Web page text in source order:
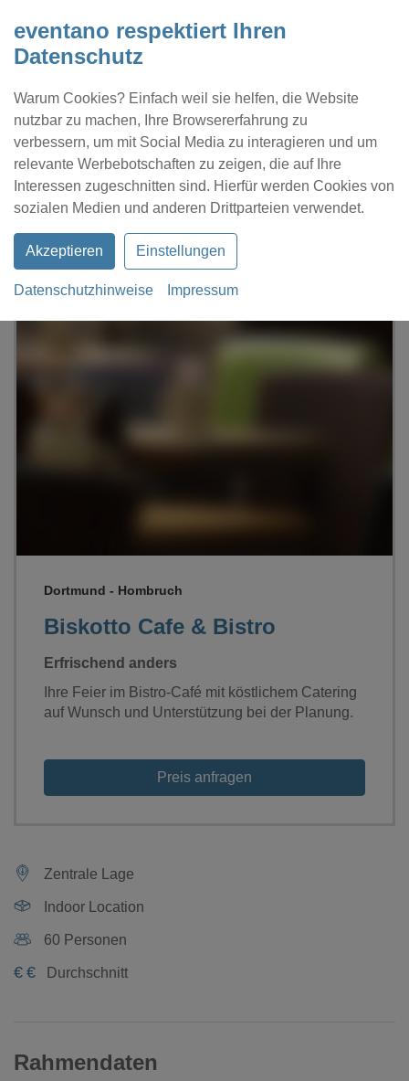
eventano respektiert Ihren
Datenschutz
Warum Cookies? Einfach weil sie helfen, die Website
nutzbar zu machen, Ihre Browsererfahrung zu
verbessern, um mit Social Media zu interagieren und um
relevante Werbebotschaften zu zeigen, die auf Ihre
Interessen zugeschnitten sind. Hierfür werden Cookies von
sozialen Medien und anderen Drittparteien verwendet.
Akzeptieren Einstellungen
Datenschutzhinweise Impressum
Kontakt Location eintragen Profil
Biskotto Cafe & Bistro
Biskotto Cafe & Bistro
Dortmund - Hombruch
Erfrischend anders
Ihre Feier im Bistro-Café mit köstlichem Catering
auf Wunsch und Unterstützung bei der Planung.
Preis anfragen
Zentrale Lage
Indoor Location
60 Personen
€ € Durchschnitt
Rahmendaten